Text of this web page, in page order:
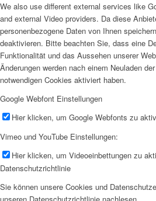
We also use different external services like
and external Video providers. Da diese
personenbezogene Daten von Ihnen
deaktivieren. Bitte beachten Sie, dass eine
Funktionalität und das Aussehen unserer
Änderungen werden nach einem Neuladen
notwendigen Cookies aktiviert haben.
Google Webfont Einstellungen
Hier klicken, um Google Webfonts zu
Vimeo und YouTube Einstellungen:
Hier klicken, um Videoeinbettungen zu
Datenschutzrichtlinie
Sie können unsere Cookies und